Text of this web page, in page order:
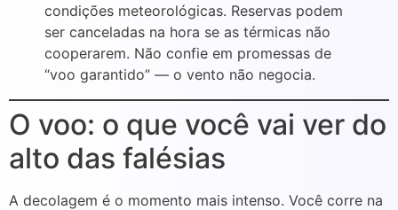
condições meteorológicas. Reservas podem
ser canceladas na hora se as térmicas não
cooperarem. Não confie em promessas de
“voo garantido” — o vento não negocia.
O voo: o que você vai ver do
alto das falésias
A decolagem é o momento mais intenso. Você corre na